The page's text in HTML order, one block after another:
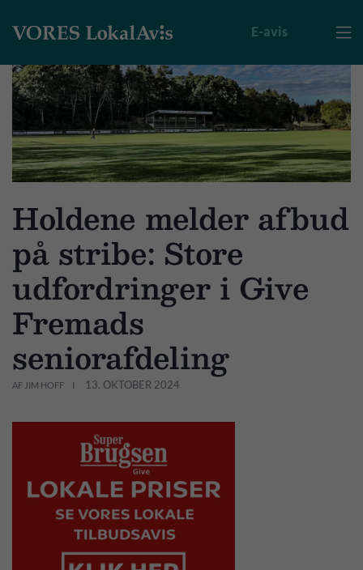

E-avis
Holdene melder afbud
på stribe: Store
udfordringer i Give
Fremads
seniorafdeling
AF JIM HOFF 13. OKTOBER 2024